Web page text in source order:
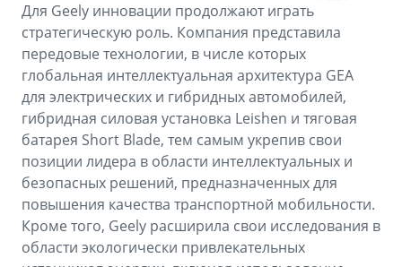
Для Geely инновации продолжают играть
стратегическую роль. Компания представила
передовые технологии, в числе которых
глобальная интеллектуальная архитектура GEA
для электрических и гибридных автомобилей,
гибридная силовая установка Leishen и тяговая
батарея Short Blade, тем самым укрепив свои
позиции лидера в области интеллектуальных и
безопасных решений, предназначенных для
повышения качества транспортной мобильности.
Кроме того, Geely расширила свои исследования в
области экологически привлекательных